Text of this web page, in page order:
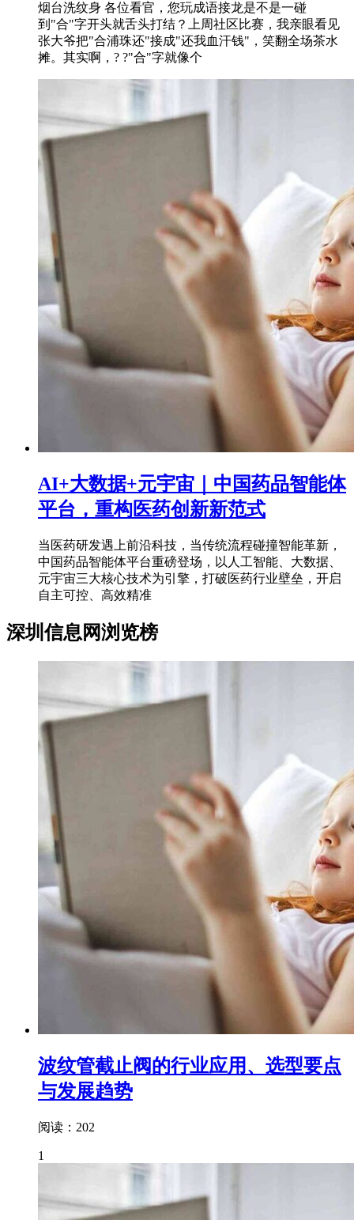
烟台洗纹身 各位看官，您玩成语接龙是不是一碰
到"合"字开头就舌头打结？上周社区比赛，我亲眼看见
张大爷把"合浦珠还"接成"还我血汗钱"，笑翻全场茶水
摊。其实啊，? ?"合"字就像个
AI+大数据+元宇宙｜中国药品智能体
平台，重构医药创新新范式
当医药研发遇上前沿科技，当传统流程碰撞智能革新，
中国药品智能体平台重磅登场，以人工智能、大数据、
元宇宙三大核心技术为引擎，打破医药行业壁垒，开启
自主可控、高效精准
深圳信息网浏览榜
波纹管截止阀的行业应用、选型要点
与发展趋势
阅读：202
1